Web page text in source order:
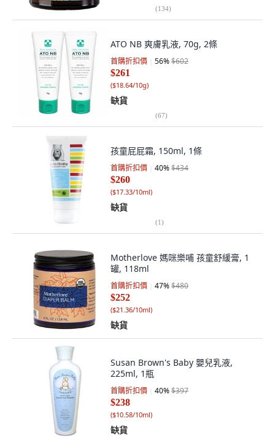
(134)
ATO NB 爽膚乳液, 70g, 2條
首購折扣價 56%$602
$261
($18.64/10g)
缺貨
(67)
孩童屁屁霜, 150ml, 1條
首購折扣價 40%$434
$260
($17.33/10ml)
缺貨
(1)
Motherlove 媽咪樂哺 孩童舒緩膏, 1
罐, 118ml
首購折扣價 47%$480
$252
($21.36/10ml)
缺貨
Susan Brown's Baby 嬰兒乳液,
225ml, 1瓶
首購折扣價 40%$397
$238
($10.58/10ml)
缺貨